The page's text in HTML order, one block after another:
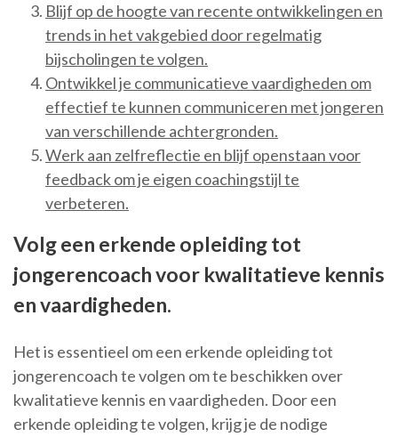
Blijf op de hoogte van recente ontwikkelingen en
trends in het vakgebied door regelmatig
bijscholingen te volgen.
Ontwikkel je communicatieve vaardigheden om
effectief te kunnen communiceren met jongeren
van verschillende achtergronden.
Werk aan zelfreflectie en blijf openstaan voor
feedback om je eigen coachingstijl te
verbeteren.
Volg een erkende opleiding tot
jongerencoach voor kwalitatieve kennis
en vaardigheden.
Het is essentieel om een erkende opleiding tot
jongerencoach te volgen om te beschikken over
kwalitatieve kennis en vaardigheden. Door een
erkende opleiding te volgen, krijg je de nodige